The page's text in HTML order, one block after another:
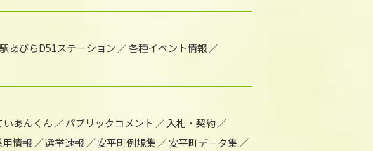
あびらD51ステーション
各種イベント情報
いあんくん パブリックコメント
入札・契約
情報 選挙速報 安平町例規集
安平町データ集